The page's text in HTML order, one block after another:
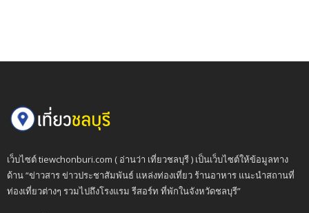
เว็บไซต์ tiewchonburi.com ( อ่านว่า เที่ยวชลบุรี ) เป็นเว็บไซต์ให้ข้อมูลทาง
ด้าน “ข่าวสาร ข่าวประชาสัมพันธ์ แหล่งท่องเที่ยว ร้านอาหาร แนะนำสถานที่
ท่องเที่ยวต่างๆ รวมไปถึงโรงแรม รีสอร์ท ที่พักในจังหวัดชลบุรี”